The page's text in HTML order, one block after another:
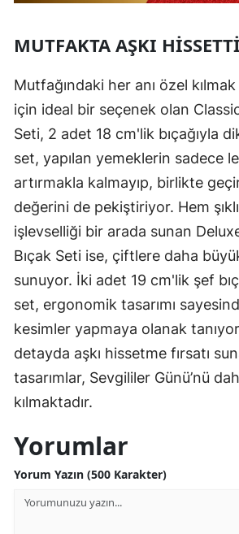
MUTFAKTA AŞKI
Mutfağındaki her anı özel
için ideal bir seçenek olan
Seti, 2 adet 18 cm'lik bıçağıyla
set, yapılan yemeklerin sadece
artırmakla kalmayıp, birlikte
değerini de pekiştiriyor. Hem
işlevselliği bir arada sunan
Bıçak Seti ise, çiftlere daha
sunuyor. İki adet 19 cm'lik şef
set, ergonomik tasarımı
kesimler yapmaya olanak
detayda aşkı hissetme fırsatı
tasarımlar, Sevgililer Günü’nü
kılmaktadır.
Yorumlar
Yorum Yazın (500 Karakter)